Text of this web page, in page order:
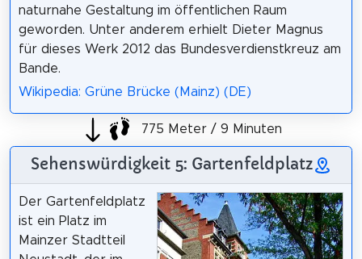
naturnahe Gestaltung im öffentlichen Raum
geworden. Unter anderem erhielt Dieter Magnus
für dieses Werk 2012 das Bundesverdienstkreuz am
Bande.
Wikipedia: Grüne Brücke (Mainz) (DE)
775 Meter / 9 Minuten
Sehenswürdigkeit 5: Gartenfeldplatz
Der Gartenfeldplatz
ist ein Platz im
Mainzer Stadtteil